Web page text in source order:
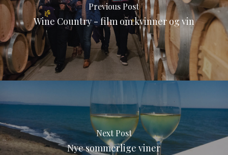
Previous Post
Wine Country - film om kvinner og vin
Next Post
Nye sommerlige viner